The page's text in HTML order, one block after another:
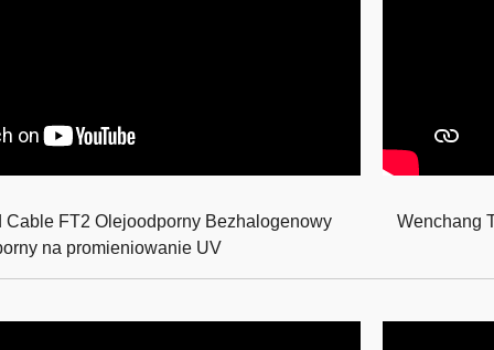
Cable FT2 Olejoodporny Bezhalogenowy
na promieniowanie UV
Wenchang